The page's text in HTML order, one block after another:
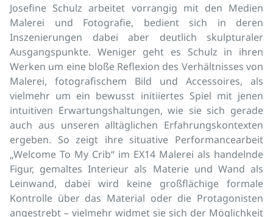
Josefine Schulz arbeitet vorrangig mit den Medien
Malerei und Fotografie, bedient sich in deren
Inszenierungen dabei aber deutlich skulpturaler
Ausgangspunkte. Weniger geht es Schulz in ihren
Werken um eine bloße Reflexion des Verhältnisses von
Malerei, fotografischem Bild und Accessoires, als
vielmehr um ein bewusst initiiertes Spiel mit jenen
intuitiven Erwartungshaltungen, wie sie sich gerade
auch aus unseren alltäglichen Erfahrungskontexten
ergeben. So zeigt ihre situative Performancearbeit
„Welcome To My Crib“ im EX14 Malerei als handelnde
Figur, gemaltes Interieur als Materie und Wand als
Leinwand, dabei wird keine großflächige formale
Kontrolle über das Material oder die Protagonisten
angestrebt – vielmehr widmet sie sich der Möglichkeit